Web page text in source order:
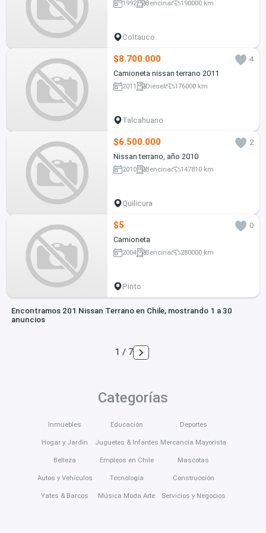
1992 Bencina 190000 km
Coltauco
$8.700.000
4
Camioneta nissan terrano 2011
2011 Diesel 176000 km
Talcahuano
$6.500.000
2
Nissan terrano, año 2010
2010 Bencina 147810 km
Quilicura
$5
0
Camioneta
2004 Bencina 280000 km
Pinto
Encontramos 201 Nissan Terrano en Chile, mostrando 1 a 30
anuncios
1 / 7
Categorías
Inmuebles
Hogar y Jardín
Belleza
Autos y Vehículos
Yates & Barcos
Educación
Juguetes & Infantes
Empleos en Chile
Tecnología
Música Moda Arte
Deportes
Mercancía Mayorista
Mascotas
Construcción
Servicios y Negocios